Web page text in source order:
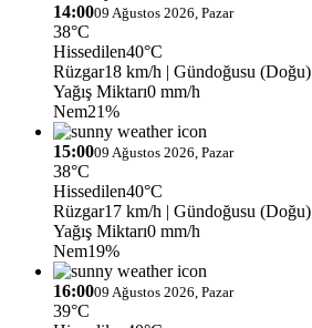
14:0009 Ağustos 2026, Pazar
38°C
Hissedilen40°C
Rüzgar18 km/h | Gündoğusu (Doğu)
Yağış Miktarı0 mm/h
Nem21%
15:0009 Ağustos 2026, Pazar
38°C
Hissedilen40°C
Rüzgar17 km/h | Gündoğusu (Doğu)
Yağış Miktarı0 mm/h
Nem19%
16:0009 Ağustos 2026, Pazar
39°C